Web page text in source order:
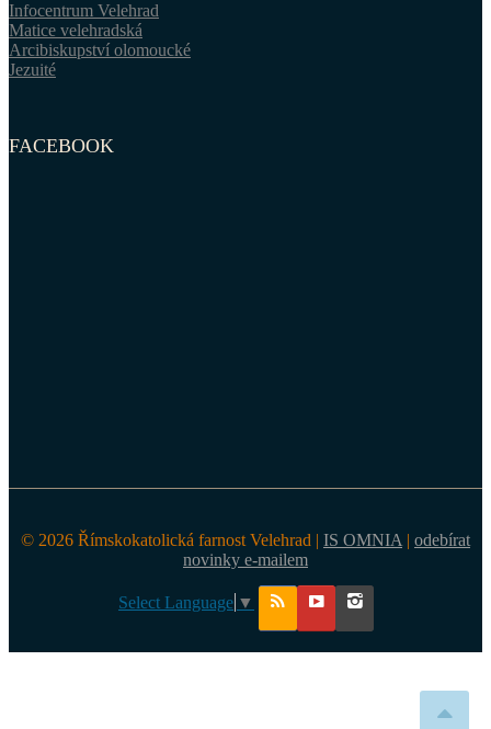
Infocentrum Velehrad
Matice velehradská
Arcibiskupství olomoucké
Jezuité
FACEBOOK
© 2026 Římskokatolická farnost Velehrad | IS OMNIA | odebírat
novinky e-mailem
Select Language ▼